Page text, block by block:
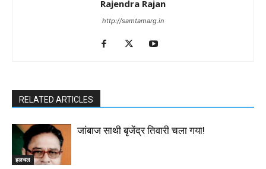
Rajendra Rajan
http://samtamarg.in
RELATED ARTICLES
हलचल
जांबाज साथी बृजेंद्र तिवारी चला गया!